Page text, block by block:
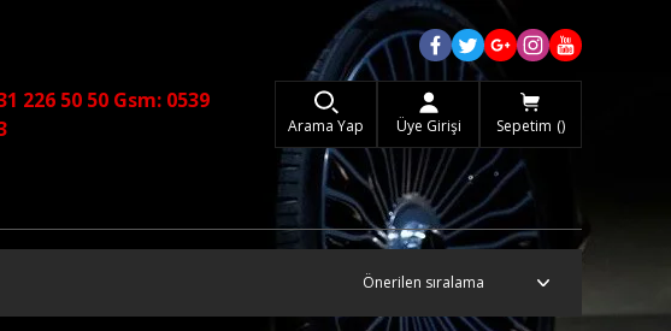
226 50 50 Gsm: 0539
Arama Yap Üye Girişi Sepetim